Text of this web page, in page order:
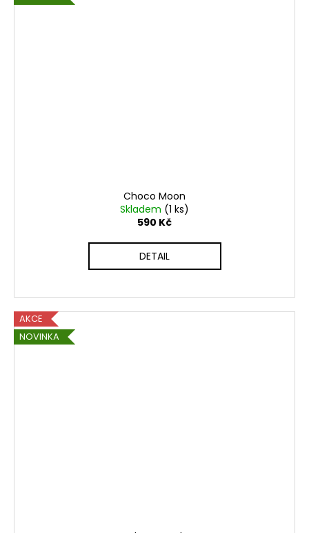
Choco Moon
Skladem (1 ks)
590 Kč
DETAIL
AKCE
NOVINKA